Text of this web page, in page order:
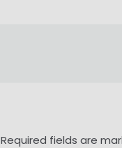
Required fields are